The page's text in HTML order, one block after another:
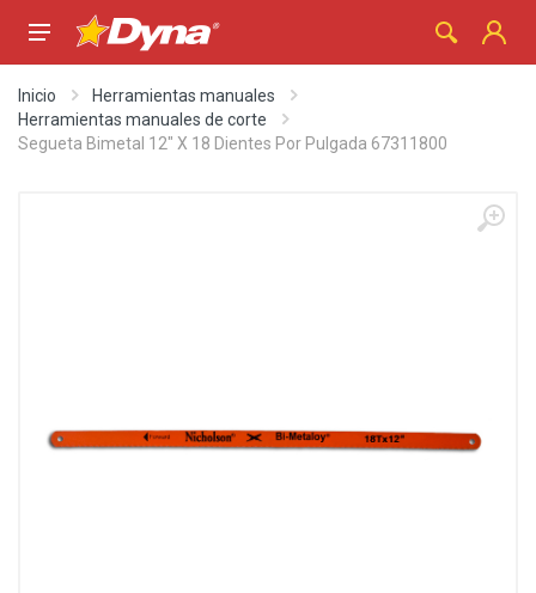
Inicio
Herramientas manuales
Herramientas manuales de corte
Segueta Bimetal 12" X 18 Dientes Por Pulgada 67311800